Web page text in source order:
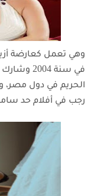
وهي تعمل كعارضة
في سنة
الحريم في دول مصر،
رجب في أفلام حد